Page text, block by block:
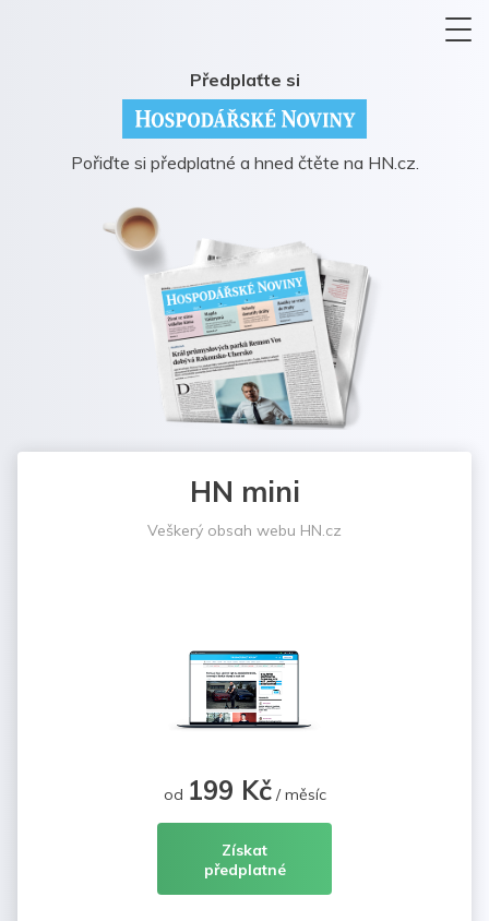
Předplaťte si
Pořiďte si předplatné a hned čtěte na HN.cz.
HN mini
Veškerý obsah webu HN.cz
od 199 Kč/ měsíc
Získat
předplatné